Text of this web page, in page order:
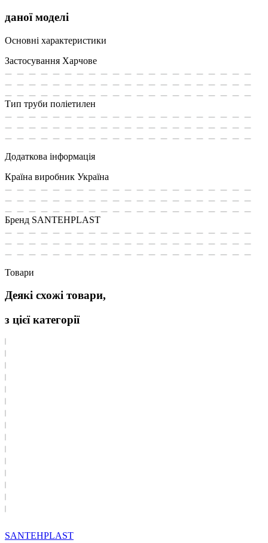
даної моделі
Основні характеристики
Застосування Харчове
Тип труби поліетилен
Додаткова інформація
Країна виробник Україна
Бренд SANTEHPLAST
Товари
Деякі схожі товари,
з цієї категорії
SANTEHPLAST